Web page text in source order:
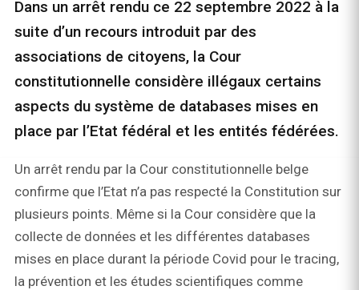
Dans un arrêt rendu ce 22 septembre 2022 à la
suite d’un recours introduit par des
associations de citoyens, la Cour
constitutionnelle considère illégaux certains
aspects du système de databases mises en
place par l’Etat fédéral et les entités fédérées.
Un arrêt rendu par la Cour constitutionnelle belge
confirme que l’Etat n’a pas respecté la Constitution sur
plusieurs points. Même si la Cour considère que la
collecte de données et les différentes databases
mises en place durant la période Covid pour le tracing,
la prévention et les études scientifiques comme